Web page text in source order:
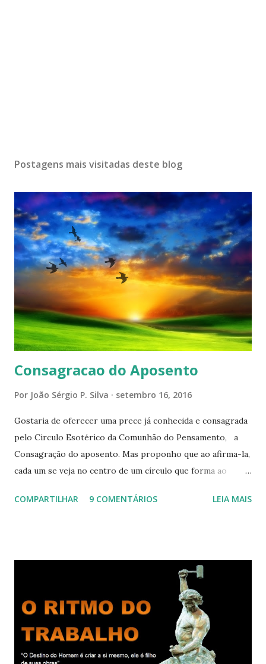
Postagens mais visitadas deste blog
Consagracao do Aposento
Por João Sérgio P. Silva setembro 16, 2016
Gostaria de oferecer uma prece já conhecida e consagrada
pelo Circulo Esotérico da Comunhão do Pensamento, a
Consagração do aposento. Mas proponho que ao afirma-la,
cada um se veja no centro de um círculo que forma ao
cada um de nós mesmos. Um círculo que cresce e se
relacionamos e vai se ampliando e tocando os círculos
iluminados daqueles com que cooperamos, formando um
círculo cada vez maior de Paz e Harmonia. CONSAGRAÇÃO
DO APOSENTO Dentro do Círculo Infinito da Divina
Presença que me envolve inteiramente Afirmo: Há uma só
presença aqui: é a presença da Harmonia, que faz vibrar
COMPARTILHAR 9 COMENTÁRIOS LEIA MAIS